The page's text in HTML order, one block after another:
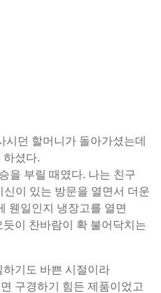
던 할머니가 돌아가셨는데
하셨다.
을 부릴 때였다. 나는 친구
이 있는 방문을 열면서 더운
웬일인지 냉장고를 열면
이 찬바람이 확 불어닥치는
기도 바쁜 시절이라
구경하기 힘든 제품이었고